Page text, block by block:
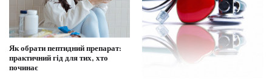
Як обрати пептидний препарат:
практичний гід для тих, хто
починає